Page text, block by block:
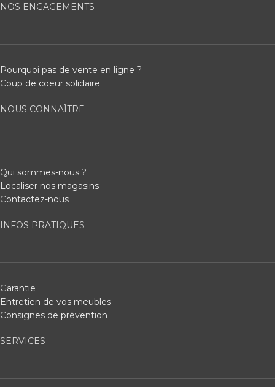
NOS ENGAGEMENTS
Pourquoi pas de vente en ligne ?
Coup de coeur solidaire
NOUS CONNAÎTRE
Qui sommes-nous ?
Localiser nos magasins
Contactez-nous
INFOS PRATIQUES
Garantie
Entretien de vos meubles
Consignes de prévention
SERVICES